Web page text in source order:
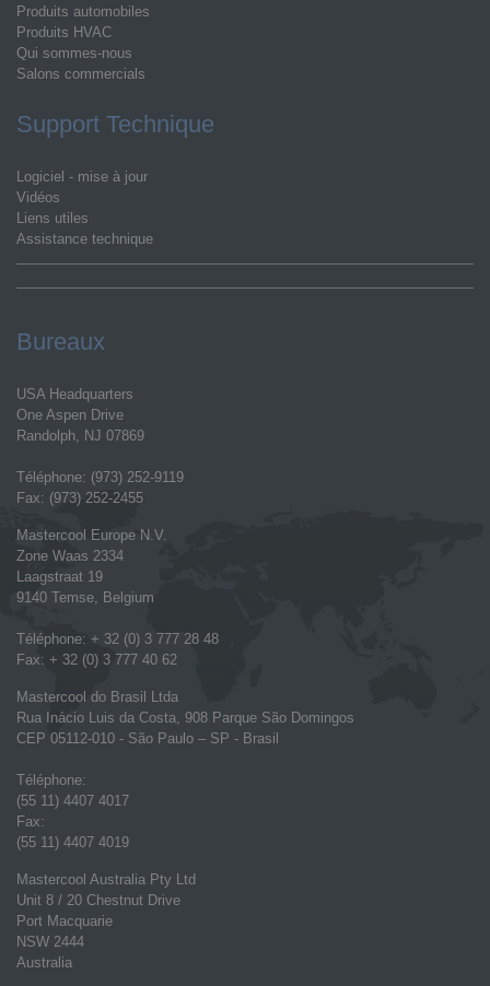
Produits automobiles
Produits HVAC
Qui sommes-nous
Salons commercials
Support Technique
Logiciel - mise à jour
Vidéos
Liens utiles
Assistance technique
Bureaux
USA Headquarters
One Aspen Drive
Randolph, NJ 07869
Téléphone: (973) 252-9119
Fax: (973) 252-2455
Mastercool Europe N.V.
Zone Waas 2334
Laagstraat 19
9140 Temse, Belgium
Téléphone: + 32 (0) 3 777 28 48
Fax: + 32 (0) 3 777 40 62
Mastercool do Brasil Ltda
Rua Inácio Luis da Costa, 908 Parque São Domingos
CEP 05112-010 - São Paulo – SP - Brasil
Téléphone:
(55 11) 4407 4017
Fax:
(55 11) 4407 4019
Mastercool Australia Pty Ltd
Unit 8 / 20 Chestnut Drive
Port Macquarie
NSW 2444
Australia